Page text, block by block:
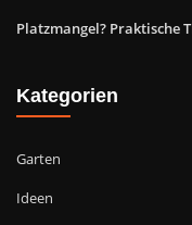
Platzmangel? Praktische
Kategorien
Garten
Ideen